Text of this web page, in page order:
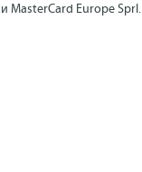
MasterCard Europe Sprl.